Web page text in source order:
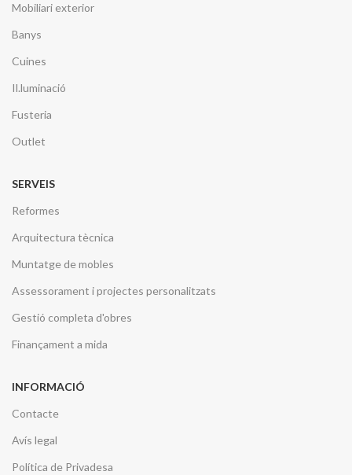
Mobiliari exterior
Banys
Cuines
Il.luminació
Fusteria
Outlet
SERVEIS
Reformes
Arquitectura tècnica
Muntatge de mobles
Assessorament i projectes personalitzats
Gestió completa d'obres
Finançament a mida
INFORMACIÓ
Contacte
Avís legal
Política de Privadesa